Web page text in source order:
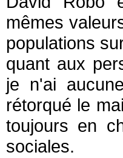
mêmes
populations
quant aux
je n'ai
rétorqué le
toujours en
sociales.